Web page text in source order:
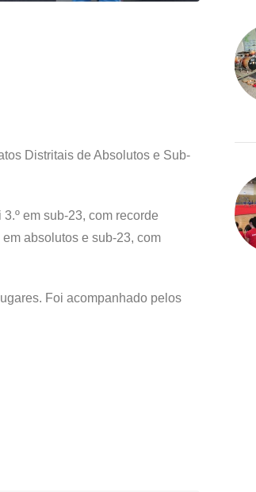
Distritais de Absolutos e Sub-
em sub-23, com recorde
absolutos e sub-23, com
Foi acompanhado pelos